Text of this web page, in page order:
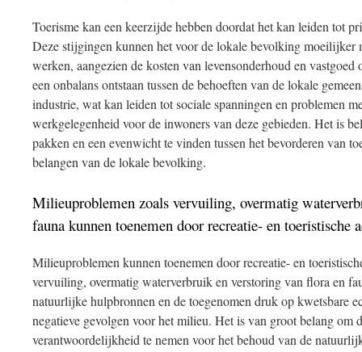
Toerisme kan een keerzijde hebben doordat het kan leiden tot
Deze stijgingen kunnen het voor de lokale bevolking moeilijker
werken, aangezien de kosten van levensonderhoud en
een onbalans ontstaan tussen de behoeften van de lokale
industrie, wat kan leiden tot sociale spanningen en problemen
werkgelegenheid voor de inwoners van deze gebieden. Het is
pakken en een evenwicht te vinden tussen het bevorderen van
belangen van de lokale bevolking.
Milieuproblemen zoals vervuiling, overmatig
fauna kunnen toenemen door recreatie- en toeristische
Milieuproblemen kunnen toenemen door recreatie- en
vervuiling, overmatig waterverbruik en verstoring van flora en
natuurlijke hulpbronnen en de toegenomen druk op kwetsbare
negatieve gevolgen voor het milieu. Het is van groot belang om
verantwoordelijkheid te nemen voor het behoud van de